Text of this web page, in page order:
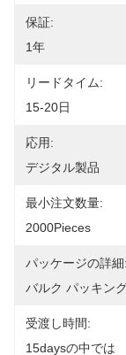
保証:
1年
リードタイム:
15-20日
応用:
デジタル製品
最小注文数量:
2000Pieces
パッケージの詳細:
バルク パッキン
受渡し時間:
15daysの中では